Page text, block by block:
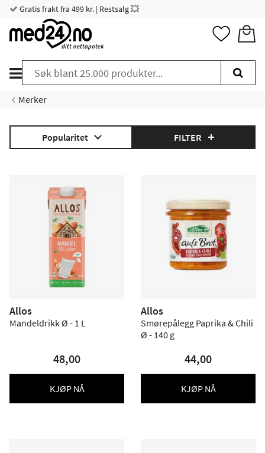
Gratis frakt fra 499 kr. | Restsalg 💥
Merker
Popularitet FILTER
Allos
Mandeldrikk Ø - 1 L
48,00
KJØP NÅ
Allos
Smørepålegg Paprika & Chili
Ø - 140 g
44,00
KJØP NÅ